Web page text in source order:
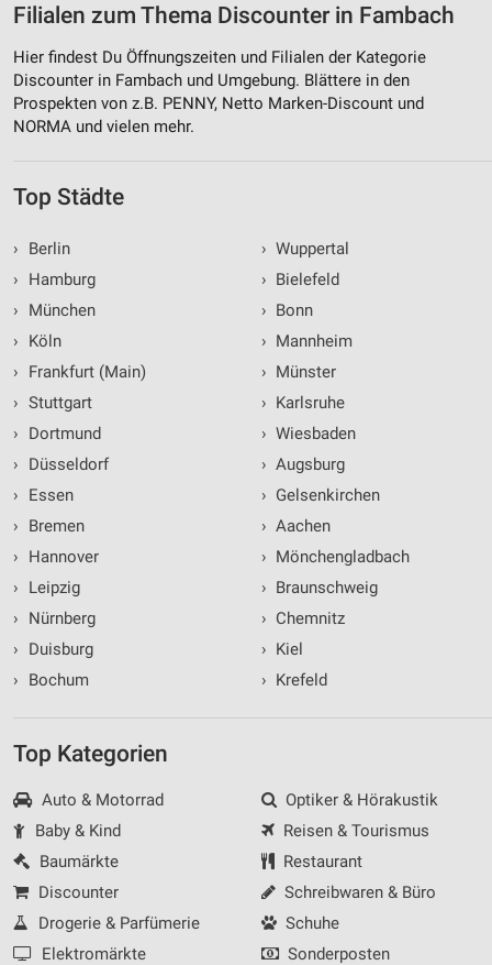
Filialen zum Thema Discounter in Fambach
Hier findest Du Öffnungszeiten und Filialen der Kategorie
Discounter in Fambach und Umgebung. Blättere in den
Prospekten von z.B. PENNY, Netto Marken-Discount und
NORMA und vielen mehr.
Top Städte
›
Berlin
›
Hamburg
›
München
›
Köln
›
Frankfurt (Main)
› Stuttgart
›
Dortmund
›
Düsseldorf
›
Essen
›
Bremen
›
Hannover
›
Leipzig
›
Nürnberg
›
Duisburg
›
Bochum
› Wuppertal
› Bielefeld
› Bonn
› Mannheim
› Münster
› Karlsruhe
› Wiesbaden
› Augsburg
› Gelsenkirchen
› Aachen
› Mönchengladbach
› Braunschweig
› Chemnitz
› Kiel
› Krefeld
Top Kategorien
Auto & Motorrad
Baby & Kind
Baumärkte
Discounter
Drogerie & Parfümerie
Elektromärkte
Optiker & Hörakustik
Reisen & Tourismus
Restaurant
Schreibwaren & Büro
Schuhe
Sonderposten